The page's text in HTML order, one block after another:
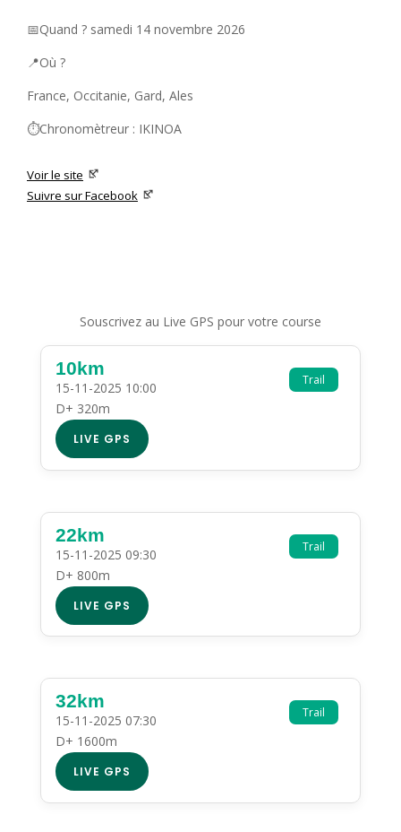
📅Quand ? samedi 14 novembre 2026
📍Où ?
France, Occitanie, Gard, Ales
⏱️Chronomètreur : IKINOA
Voir le site
Suivre sur Facebook
Souscrivez au Live GPS pour votre course
Trail
10km
15-11-2025 10:00
D+ 320m
LIVE GPS
Trail
22km
15-11-2025 09:30
D+ 800m
LIVE GPS
Trail
32km
15-11-2025 07:30
D+ 1600m
LIVE GPS